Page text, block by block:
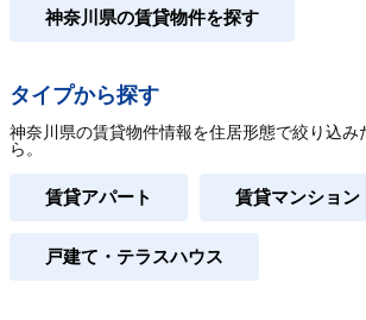
神奈川県の賃貸物件を探す
タイプから探す
神奈川県の賃貸物件情報を住居形態で絞り込み
ら。
賃貸アパート 賃貸マンション
戸建て・テラスハウス